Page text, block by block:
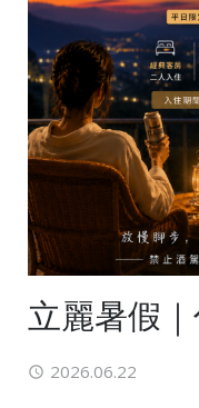
立麗暑假
2026.06.22